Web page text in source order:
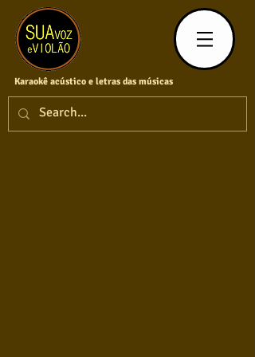
Karaokê acústico e letras das músicas